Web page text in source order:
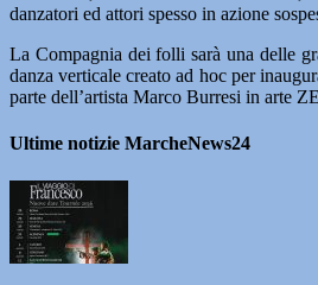
danzatori ed attori spesso in azione
La Compagnia dei folli sarà una delle
danza verticale creato ad hoc per
parte dell’artista Marco Burresi in arte
Ultime notizie MarcheNews24